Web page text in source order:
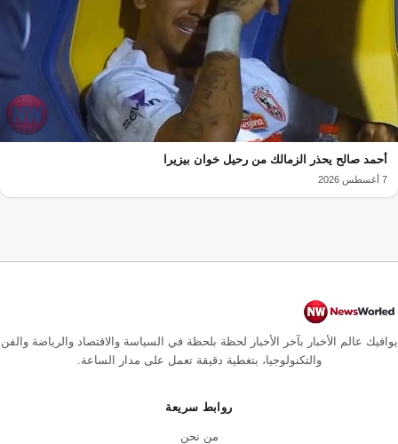
أحمد صالح يحذر الزمالك من رحيل خوان بيزيرا
7 أغسطس 2026
يوافيك عالم الأخبار بآخر الأخبار لحظة بلحظة في السياسة والاقتصاد والرياضة والفن
والتكنولوجيا، بتغطية دقيقة تعمل على مدار الساعة.
روابط سريعة
من نحن